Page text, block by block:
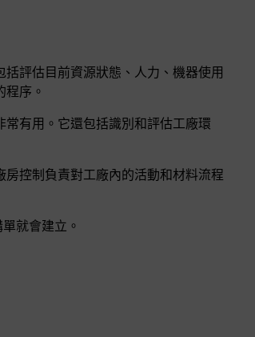
評估目前資源狀態、人力、機器使用
序。
有用。它還包括識別和評估工廠環
控制負責對工廠內的活動和材料流程
就會建立。